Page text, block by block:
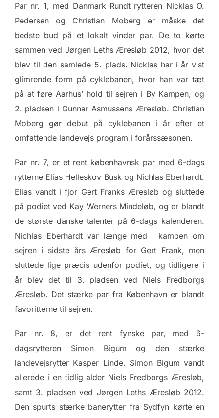
Par nr. 1, med Danmark Rundt rytteren Nicklas O.
Pedersen og Christian Moberg er måske det
bedste bud på et lokalt vinder par. De to kørte
sammen ved Jørgen Leths Æresløb 2012, hvor det
blev til den samlede 5. plads. Nicklas har i år vist
glimrende form på cyklebanen, hvor han var tæt
på at føre Aarhus’ hold til sejren i By Kampen, og
2. pladsen i Gunnar Asmussens Æresløb. Christian
Moberg gør debut på cyklebanen i år efter et
omfattende landevejs program i forårssæsonen.
Par nr. 7, er et rent københavnsk par med 6-dags
rytterne Elias Helleskov Busk og Nichlas Eberhardt.
Elias vandt i fjor Gert Franks Æresløb og sluttede
på podiet ved Kay Werners Mindeløb, og er blandt
de største danske talenter på 6-dags kalenderen.
Nichlas Eberhardt var længe med i kampen om
sejren i sidste års Æresløb for Gert Frank, men
sluttede lige præcis udenfor podiet, og tidligere i
år blev det til 3. pladsen ved Niels Fredborgs
Æresløb. Det stærke par fra København er blandt
favoritterne til sejren.
Par nr. 8, er det rent fynske par, med 6-
dagsrytteren Simon Bigum og den stærke
landevejsrytter Kasper Linde. Simon Bigum vandt
allerede i en tidlig alder Niels Fredborgs Æresløb,
samt 3. pladsen ved Jørgen Leths Æresløb 2012.
Den spurts stærke banerytter fra Sydfyn kørte en